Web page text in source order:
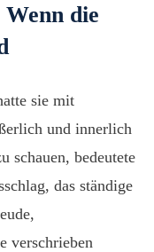
Wenn die
sie mit
und innerlich
schauen, bedeutete
das ständige
verschrieben